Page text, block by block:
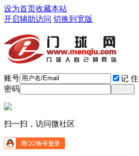
设为首页收藏本站
开启辅助访问 切换到宽版
账号 记 住
密码
扫一扫，访问微社区